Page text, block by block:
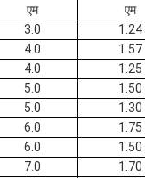
एम
एम
3.0 1.24
4.0 1.57
4.0 1.25
5.0 1.50
5.0 1.30
6.0 1.75
6.0 1.50
7.0 1.70